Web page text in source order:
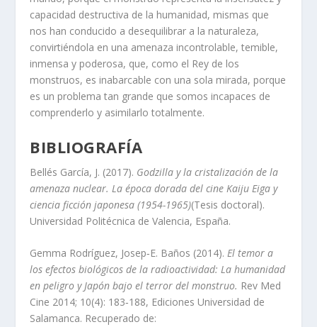
capacidad destructiva de la humanidad, mismas que
nos han conducido a desequilibrar a la naturaleza,
convirtiéndola en una amenaza incontrolable, temible,
inmensa y poderosa, que, como el Rey de los
monstruos, es inabarcable con una sola mirada, porque
es un problema tan grande que somos incapaces de
comprenderlo y asimilarlo totalmente.
BIBLIOGRAFÍA
Bellés García, J. (2017). Godzilla y la cristalización de la
amenaza nuclear. La época dorada del cine Kaiju Eiga y
ciencia ficción japonesa (1954-1965)(Tesis doctoral).
Universidad Politécnica de Valencia, España.
Gemma Rodríguez, Josep‐E. Baños (2014).El temor a
los efectos biológicos de la radioactividad: La humanidad
en peligro y Japón bajo el terror del monstruo. Rev Med
Cine 2014; 10(4): 183‐188, Ediciones Universidad de
Salamanca. Recuperado de: